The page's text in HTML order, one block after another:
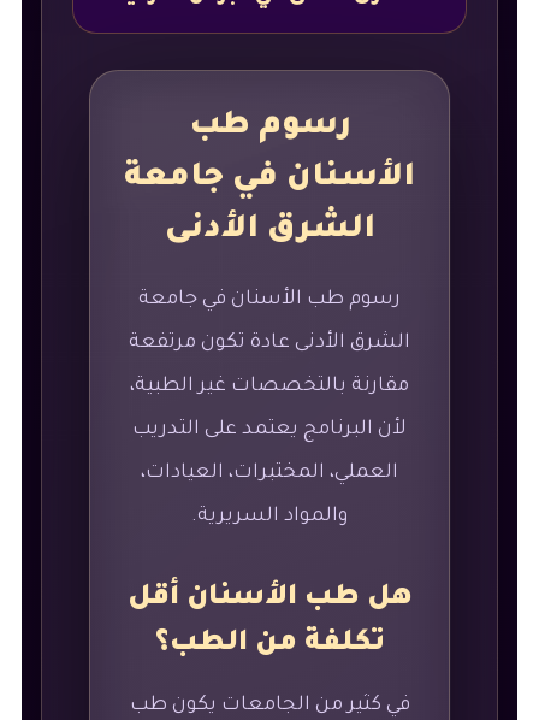
رسوم طب
الأسنان في جامعة
الشرق الأدنى
رسوم طب الأسنان في جامعة
الشرق الأدنى عادة تكون مرتفعة
مقارنة بالتخصصات غير الطبية،
لأن البرنامج يعتمد على التدريب
العملي، المختبرات، العيادات،
والمواد السريرية.
هل طب الأسنان أقل
تكلفة من الطب؟
في كثير من الجامعات يكون طب